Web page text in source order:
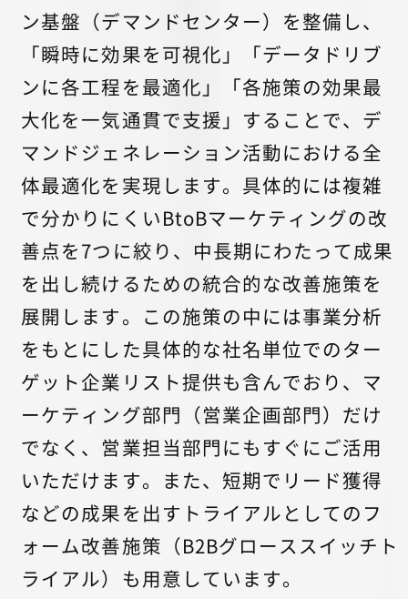
ン基盤（デマンドセンター）を整備し、
「瞬時に効果を可視化」「データドリブ
ンに各工程を最適化」「各施策の効果最
大化を一気通貫で支援」することで、デ
マンドジェネレーション活動における全
体最適化を実現します。具体的には複雑
で分かりにくいBtoBマーケティングの改
善点を7つに絞り、中長期にわたって成果
を出し続けるための統合的な改善施策を
展開します。この施策の中には事業分析
をもとにした具体的な社名単位でのター
ゲット企業リスト提供も含んでおり、マ
ーケティング部門（営業企画部門）だけ
でなく、営業担当部門にもすぐにご活用
いただけます。また、短期でリード獲得
などの成果を出すトライアルとしてのフ
ォーム改善施策（B2Bグローススイッチト
ライアル）も用意しています。